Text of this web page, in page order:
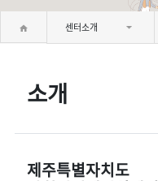
센터소개
소개
제주특별자치도